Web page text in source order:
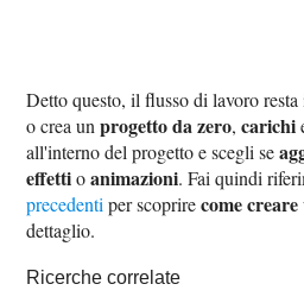
Detto questo, il flusso di lavoro
o crea unprogetto da zero,carichi
all'interno del progetto e scegli se
effettioanimazioni. Fai quindi
precedenti per scoprirecome
dettaglio.